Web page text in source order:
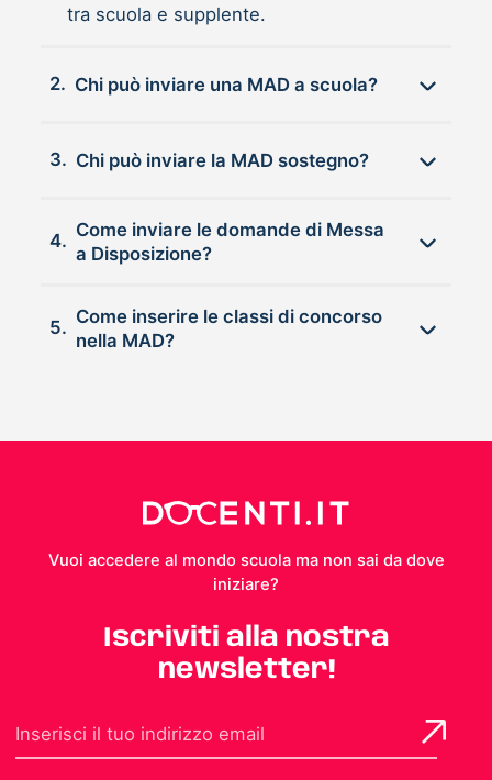
tra scuola e supplente.
2. Chi può inviare una MAD a scuola?
3. Chi può inviare la MAD sostegno?
4.
Come inviare le domande di Messa
a Disposizione?
5.
Come inserire le classi di concorso
nella MAD?
Vuoi accedere al mondo scuola ma non sai da dove
iniziare?
Iscriviti alla nostra
newsletter!